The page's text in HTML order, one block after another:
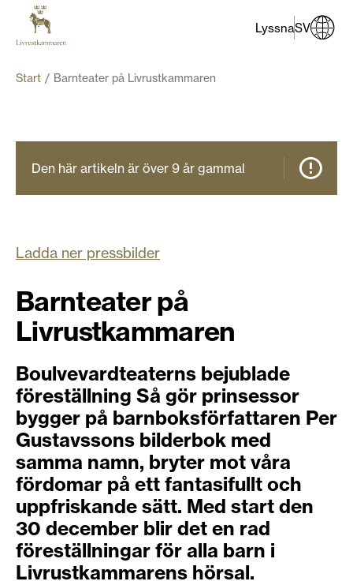
LyssnaSV
Start Barnteater på Livrustkammaren
Den här artikeln är över 9 år gammal
Ladda ner pressbilder
Barnteater på
Livrustkammaren
​Boulvevardteaterns bejublade
föreställning Så gör prinsessor
bygger på barnboksförfattaren Per
Gustavssons bilderbok med
samma namn, bryter mot våra
fördomar på ett fantasifullt och
uppfriskande sätt. Med start den
30 december blir det en rad
föreställningar för alla barn i
Livrustkammarens hörsal.